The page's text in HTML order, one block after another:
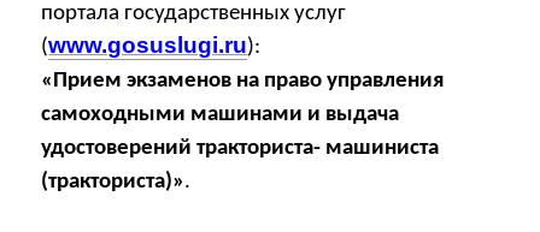
портала государственных услуг
(www.gosuslugi.ru):
«Прием экзаменов на право управления
самоходными машинами и выдача
удостоверений тракториста- машиниста
(тракториста)».